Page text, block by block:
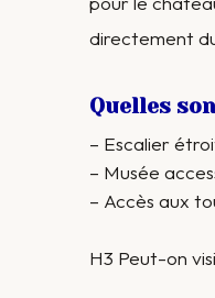
directement
Quelles
– Escalier
– Musée
– Accès aux
H3 Peut-on